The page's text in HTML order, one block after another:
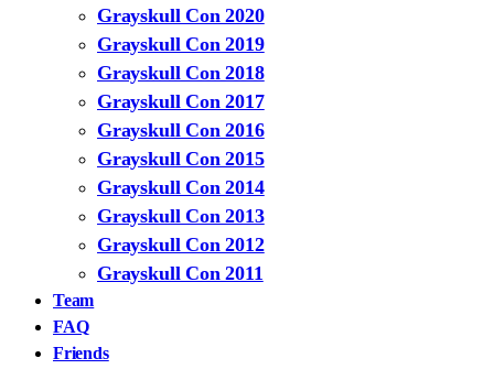
Grayskull Con 2020
Grayskull Con 2019
Grayskull Con 2018
Grayskull Con 2017
Grayskull Con 2016
Grayskull Con 2015
Grayskull Con 2014
Grayskull Con 2013
Grayskull Con 2012
Grayskull Con 2011
Team
FAQ
Friends